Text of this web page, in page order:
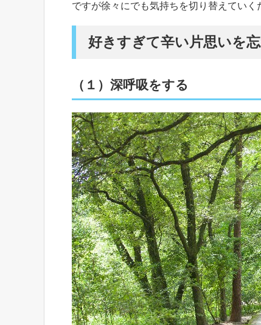
ですが徐々にでも気持ちを切り替えていく
好きすぎて辛い片思いを
（１）深呼吸をする